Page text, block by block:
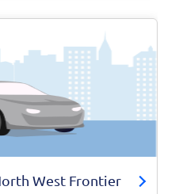
West Frontier